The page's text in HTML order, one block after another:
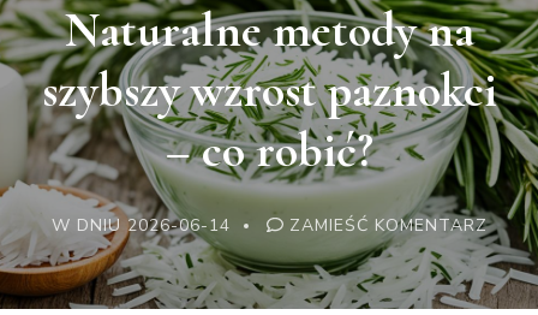
Naturalne metody na
szybszy wzrost paznokci
– co robić?
W DNIU 2026-06-14 ZAMIEŚĆ KOMENTARZWE
NA